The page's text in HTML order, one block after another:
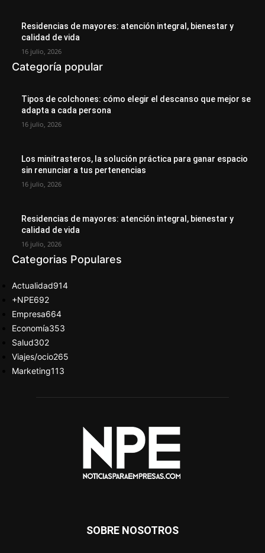
Residencias de mayores: atención integral, bienestar y
calidad de vida
16 julio, 2026
Categoría popular
Tipos de colchones: cómo elegir el descanso que mejor se
adapta a cada persona
16 julio, 2026
Los minitrasteros, la solución práctica para ganar espacio
sin renunciar a tus pertenencias
16 julio, 2026
Residencias de mayores: atención integral, bienestar y
calidad de vida
16 julio, 2026
Categorias Populares
Actualidad914
+NPE692
Empresa664
Economía353
Salud302
Viajes/ocio265
Marketing113
SOBRE NOSOTROS